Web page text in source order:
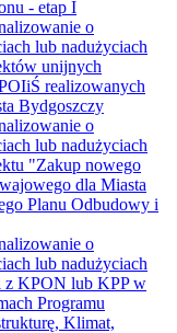
- etap I
o
lub nadużyciach
unijnych
realizowanych
Bydgoszczy
o
lub nadużyciach
"Zakup nowego
dla Miasta
Planu Odbudowy i
o
lub nadużyciach
z KPON lub KPP w
Programu
Klimat,